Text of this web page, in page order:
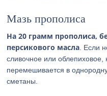
Мазь прополиса
На 20 грамм прополиса,
персикового масла . Если
сливочное или облепиховое,
перемешивается в
сметаны.